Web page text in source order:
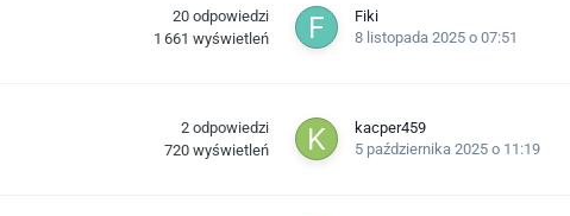
20 odpowiedzi
1 661 wyświetleń
Fiki
8 listopada 2025 o 07:51
2 odpowiedzi
720 wyświetleń
kacper459
5 października 2025 o 11:19